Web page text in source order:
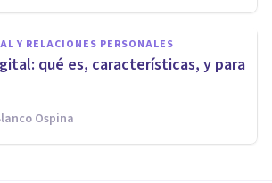
Y RELACIONES PERSONALES
qué es, características, y para
Ospina